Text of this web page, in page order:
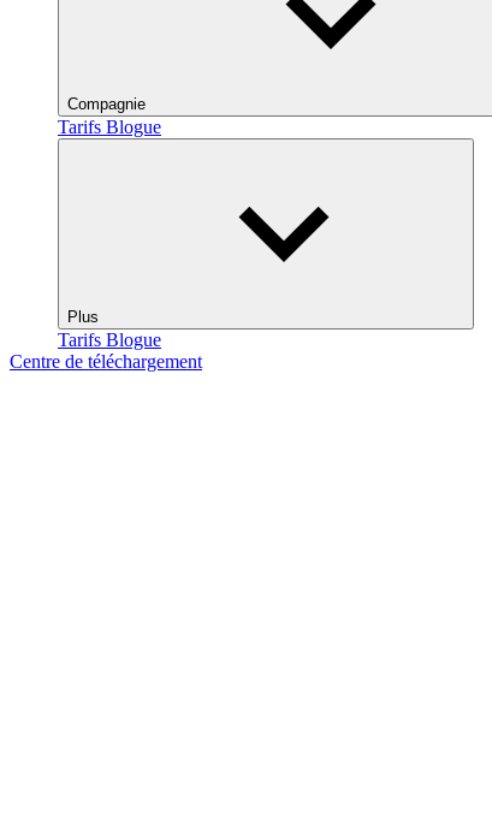
Compagnie
Tarifs Blogue
Plus
Tarifs Blogue
Centre de téléchargement